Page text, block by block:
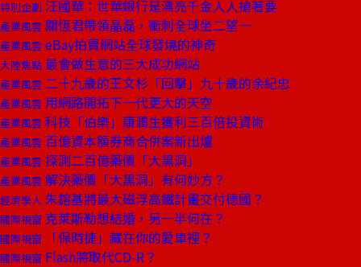
特別企劃 汪國華：世華銀行是漂亮千金人人搶著要
產業風雲 關恆君帶領晶磊，衝刺全球坐二望一
產業風雲 eBay拍賣網站全球發燒的神奇
大陸焦點 最會做生意的三大成功網站
產業風雲 二十九歲的王文杉「回擊」九十歲的余紀忠
產業風雲 用網路開拓下一代更大的天空
產業風雲 科技「伯樂」康潤生獲利三百倍投資術
產業風雲 百億資本額券商合併案新出爐
產業風雲 探測二百億藥價「大黑洞」
產業風雲 解決藥價「大黑洞」有何妙方？
經濟學人 朱鎔基將最大磁浮高鐵計畫交付德國？
國際視窗 克萊斯勒想結婚，另一半何在？
國際視窗 「保時捷」藏在你的愛車裡？
國際視窗 Flash將取代CD-R？